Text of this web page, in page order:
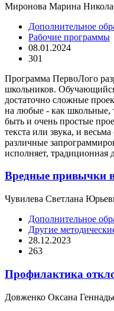
Миронова Марина
Дополнительное
Рабочие программы
08.01.2024
301
Программа ПервоЛого
школьников. Обучающийся
достаточно сложные
на любые - как
быть и очень простые
текста или звука, и
различные
исполняет, традиционная
Вредные привычки
Чувилева Светлана
Дополнительное
Другие
28.12.2023
263
Профилактика
Довженко Оксана